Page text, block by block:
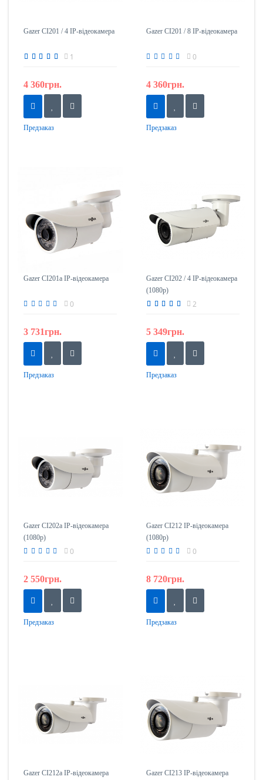
Gazer CI201 / 4 IP-відеокамера
1
4 360грн.
Предзаказ
Gazer CI201 / 8 IP-відеокамера
0
4 360грн.
Предзаказ
Gazer CI201a IP-відеокамера
0
3 731грн.
Предзаказ
Gazer CI202 / 4 IP-відеокамера
(1080p)
2
5 349грн.
Предзаказ
Gazer CI202a IP-відеокамера
(1080p)
0
2 550грн.
Предзаказ
Gazer CI212 IP-відеокамера
(1080p)
0
8 720грн.
Предзаказ
Gazer CI212a IP-відеокамера
Gazer CI213 IP-відеокамера